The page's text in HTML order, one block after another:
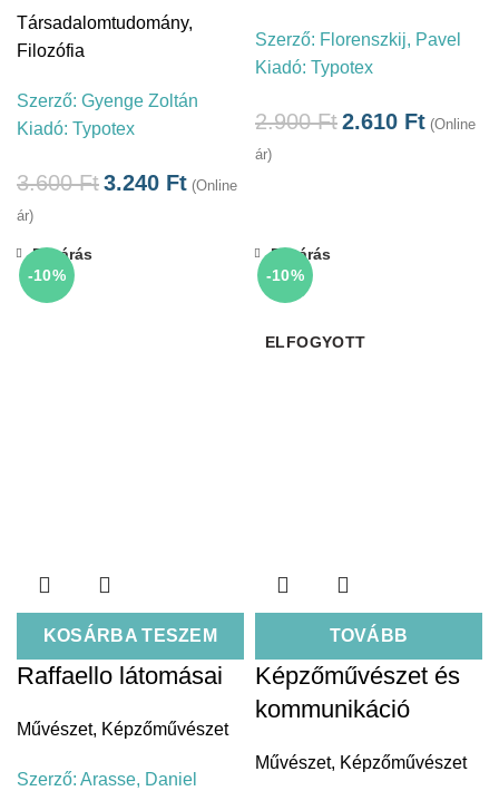
Társadalomtudomány,
Filozófia
Szerző: Gyenge Zoltán
Kiadó: Typotex
3.600Ft3.240 Ft (Online
ár)
Szerző: Florenszkij, Pavel
Kiadó: Typotex
2.900Ft2.610 Ft (Online
ár)
-10%
KOSÁRBA TESZEM
Bezárás
Raffaello látomásai
Művészet, Képzőművészet
Szerző: Arasse, Daniel
-10%
ELFOGYOTT
TOVÁBB
Bezárás
Képzőművészet és
kommunikáció
Művészet, Képzőművészet